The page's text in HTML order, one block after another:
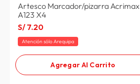
Artesco Marcador/pizarra Acrimax
A123 X4
S/ 7.20
Atención sólo Arequipa
Agregar Al Carrito